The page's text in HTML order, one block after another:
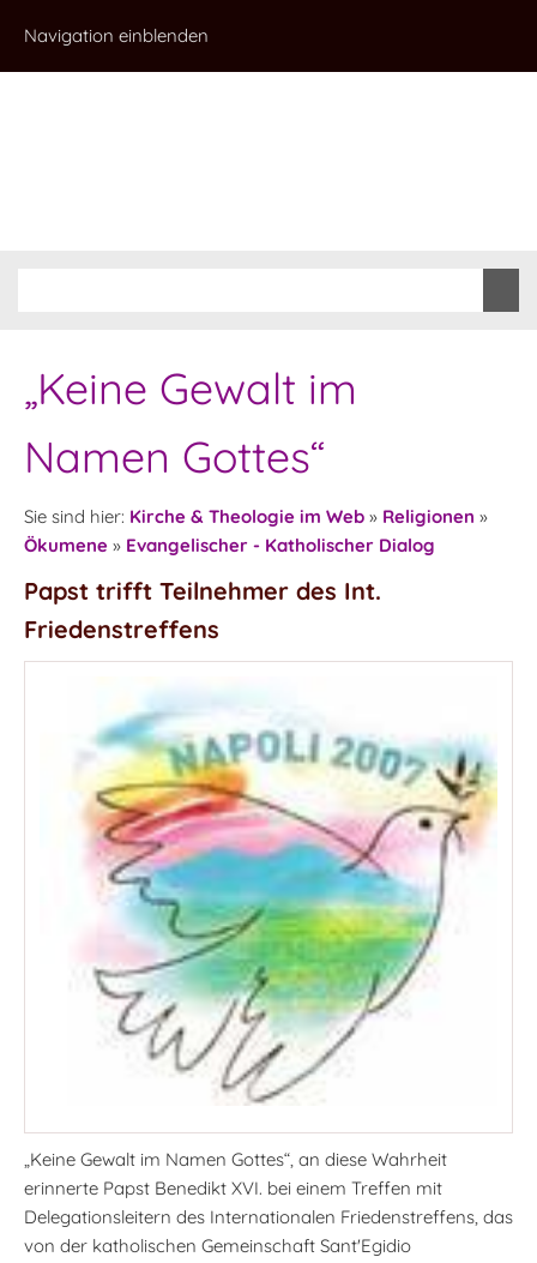
Navigation einblenden
„Keine Gewalt im
Namen Gottes“
Sie sind hier: Kirche & Theologie im Web » Religionen »
Ökumene » Evangelischer - Katholischer Dialog
Papst trifft Teilnehmer des Int.
Friedenstreffens
„Keine Gewalt im Namen Gottes“, an diese Wahrheit
erinnerte Papst Benedikt XVI. bei einem Treffen mit
Delegationsleitern des Internationalen Friedenstreffens, das
von der katholischen Gemeinschaft Sant'Egidio